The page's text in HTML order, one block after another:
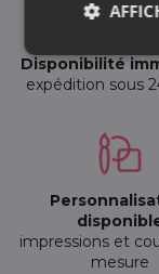
Disponibilité
expédition sous
impressions et
mesure